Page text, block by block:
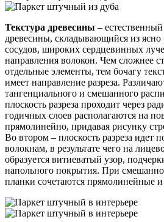
Текстура древесины –
древесины, складывающийся из
сосудов, широких сердцевинных
направления волокон. Чем сложнее
отдельные элементы, тем бочагу
имеет направление разреза.
тангенциального и смешанного
плоскость разреза проходит через
годичных слоев располагаются на
прямолинейно, придавая рисунку
Во втором – плоскость разреза идет
волокнам, в результате чего на
образуется витиеватый узор,
напольного покрытия. При
планки сочетаются прямолинейные